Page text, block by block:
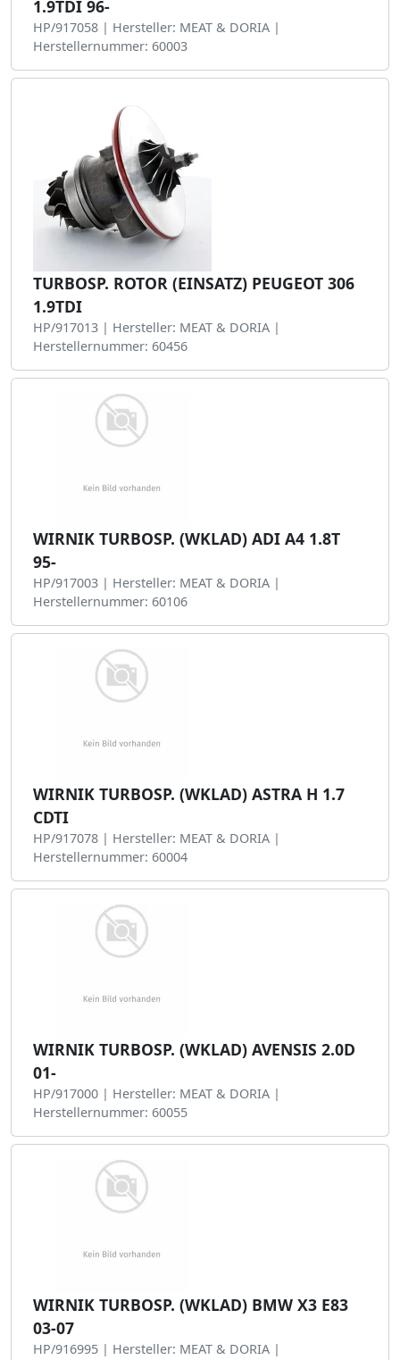
1.9TDI 96-
HP/917058 | Hersteller: MEAT & DORIA |
Herstellernummer: 60003
TURBOSP. ROTOR (EINSATZ) PEUGEOT 306
1.9TDI
HP/917013 | Hersteller: MEAT & DORIA |
Herstellernummer: 60456
WIRNIK TURBOSP. (WKLAD) ADI A4 1.8T
95-
HP/917003 | Hersteller: MEAT & DORIA |
Herstellernummer: 60106
WIRNIK TURBOSP. (WKLAD) ASTRA H 1.7
CDTI
HP/917078 | Hersteller: MEAT & DORIA |
Herstellernummer: 60004
WIRNIK TURBOSP. (WKLAD) AVENSIS 2.0D
01-
HP/917000 | Hersteller: MEAT & DORIA |
Herstellernummer: 60055
WIRNIK TURBOSP. (WKLAD) BMW X3 E83
03-07
HP/916995 | Hersteller: MEAT & DORIA |